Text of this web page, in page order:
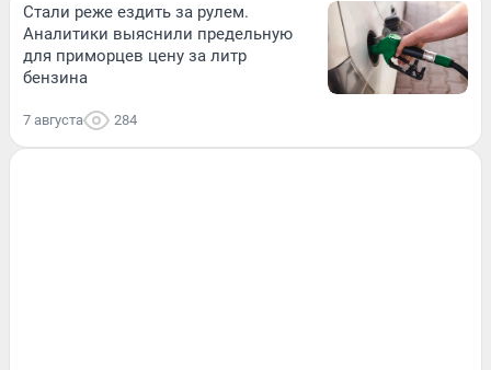
Стали реже ездить за рулем.
Аналитики выяснили предельную
для приморцев цену за литр
бензина
7 августа 284